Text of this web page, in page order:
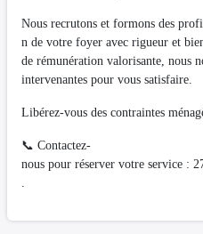
Nous recrutons et formons des
n de votre foyer avec rigueur et
de rémunération valorisante, nous
intervenantes pour vous satisfaire.
Libérez-vous des contraintes
📞 Contactez-
nous pour réserver votre service :